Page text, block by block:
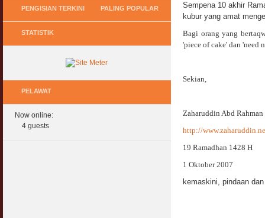
Sempena 10 akhir
kubur yang amat
Bagi orang yang
'piece of cake' dan
Sekian,
Zaharuddin Abd Rahman
http://
19 Ramadhan 1428 H
1 Oktober 2007
kemaskini, pindaan
PENGISIAN TERKINI PALING POPULAR
Keperluan GIG Ekonomi Semasa & Selepas
COVID & PKP
Pasca COVID, Bantu IKS Mikro Turunkan
Harga Iklan Media
Morarorium 6 Bulan Dikecualikan 'Accrued
Hukum Onani Lelaki & Wanita
07 February 2007
Facebook Dapat RM100
27 February 2010
Multi Level Marketing Menurut Shariah
08 April 2007
STATISTIK
PELAWAT
Now online:
4 guests